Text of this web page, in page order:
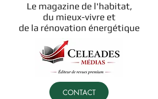
Le magazine de l'habitat,
du mieux-vivre et
de la rénovation énergétique
CONTACT